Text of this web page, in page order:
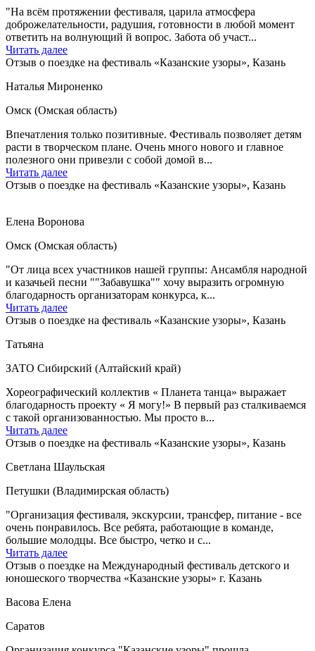
"На всём протяжении фестиваля, царила атмосфера
доброжелательности, радушия, готовности в любой момент
ответить на волнующий й вопрос. Забота об участ...
Читать далее
Отзыв о поездке на фестиваль «Казанские узоры», Казань
Наталья Мироненко
Омск (Омская область)
Впечатления только позитивные. Фестиваль позволяет детям
расти в творческом плане. Очень много нового и главное
полезного они привезли с собой домой в...
Читать далее
Отзыв о поездке на фестиваль «Казанские узоры», Казань
Елена Воронова
Омск (Омская область)
"От лица всех участников нашей группы: Ансамбля народной
и казачьей песни ""Забавушка"" хочу выразить огромную
благодарность организаторам конкурса, к...
Читать далее
Отзыв о поездке на фестиваль «Казанские узоры», Казань
Татьяна
ЗАТО Сибирский (Алтайский край)
Хореографический коллектив « Планета танца» выражает
благодарность проекту « Я могу!» В первый раз сталкиваемся
с такой организованностью. Мы просто в...
Читать далее
Отзыв о поездке на фестиваль «Казанские узоры», Казань
Светлана Шаульская
Петушки (Владимирская область)
"Организация фестиваля, экскурсии, трансфер, питание - все
очень понравилось. Все ребята, работающие в команде,
большие молодцы. Все быстро, четко и с...
Читать далее
Отзыв о поездке на Международный фестиваль детского и
юношеского творчества «Казанские узоры» г. Казань
Васова Елена
Саратов